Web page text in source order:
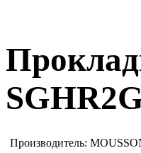
Производитель: